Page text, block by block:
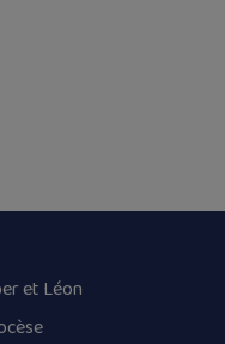
et Léon